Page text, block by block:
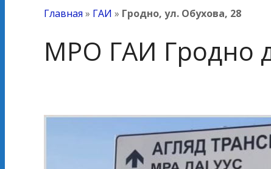
Главная » ГАИ » Гродно, ул. Обухова, 28
МРО ГАИ Гродно